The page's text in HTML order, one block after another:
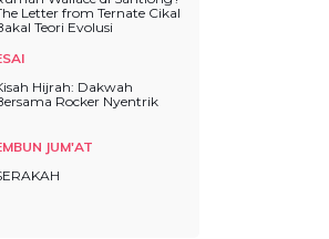
Letter from Ternate Cikal
Teori Evolusi
Hijrah: Dakwah
Rocker Nyentrik
JUM'AT